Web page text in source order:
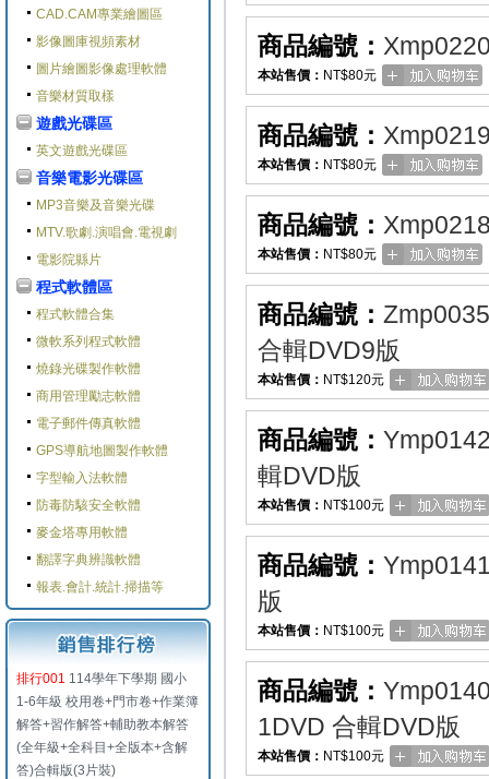
CAD.CAM專業繪圖區
影像圖庫視頻素材
圖片繪圖影像處理軟體
音樂材質取樣
遊戲光碟區
英文遊戲光碟區
音樂電影光碟區
MP3音樂及音樂光碟
MTV.歌劇.演唱會.電視劇
電影院縣片
程式軟體區
程式軟體合集
微軟系列程式軟體
燒錄光碟製作軟體
商用管理勵志軟體
電子郵件傳真軟體
GPS導航地圖製作軟體
字型輸入法軟體
防毒防駭安全軟體
麥金塔專用軟體
翻譯字典辨識軟體
報表.會計.統計.掃描等
排行001 114學年下學期 國小
1-6年級 校用卷+門市卷+作業簿
解答+習作解答+輔助教本解答
(全年級+全科目+全版本+含解
答)合輯版(3片裝)
商品編號：
本站售價： NT$80元
商品編號：
本站售價： NT$80元
商品編號：
本站售價： NT$80元
商品編號： Zmp0035
合輯DVD9版
本站售價： NT$120元
商品編號：
輯DVD版
本站售價： NT$100元
商品編號：
版
本站售價： NT$100元
商品編號：
1DVD 合輯DVD版
本站售價： NT$100元